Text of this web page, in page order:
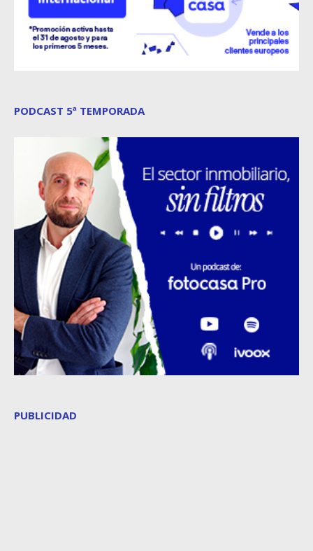
PODCAST 5ª TEMPORADA
PUBLICIDAD